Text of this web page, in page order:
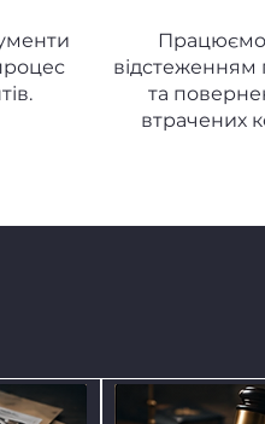
відстеженням
та
втрачених